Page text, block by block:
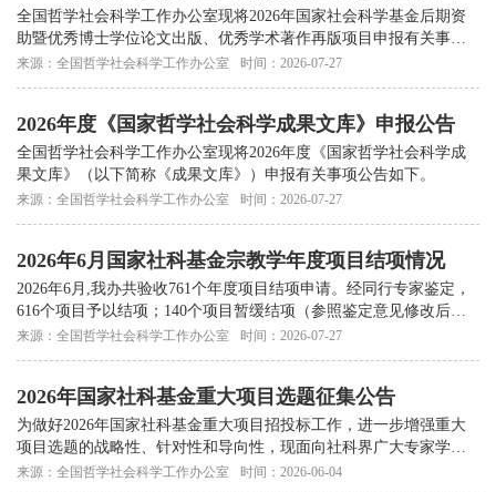
文出版、优秀学术著作再版项目申报公告
全国哲学社会科学工作办公室现将2026年国家社会科学基金后期资
助暨优秀博士学位论文出版、优秀学术著作再版项目申报有关事项
公告如下。
来源：全国哲学社会科学工作办公室 时间：2026-07-27
2026年度《国家哲学社会科学成果文库》申报公告
全国哲学社会科学工作办公室现将2026年度《国家哲学社会科学成
果文库》（以下简称《成果文库》）申报有关事项公告如下。
来源：全国哲学社会科学工作办公室 时间：2026-07-27
2026年6月国家社科基金宗教学年度项目结项情况
2026年6月,我办共验收761个年度项目结项申请。经同行专家鉴定，
616个项目予以结项；140个项目暂缓结项（参照鉴定意见修改后报
我办复审或重新申请鉴定）；5个项目被终止。现将宗教学结项情
来源：全国哲学社会科学工作办公室 时间：2026-07-27
2026年国家社科基金重大项目选题征集公告
为做好2026年国家社科基金重大项目招投标工作，进一步增强重大
项目选题的战略性、针对性和导向性，现面向社科界广大专家学者
公开征集重大项目选题。有关事项公告如下。
来源：全国哲学社会科学工作办公室 时间：2026-06-04